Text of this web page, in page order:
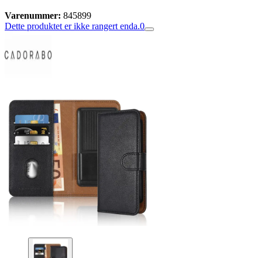
Varenummer: 845899
Dette produktet er ikke rangert enda.0